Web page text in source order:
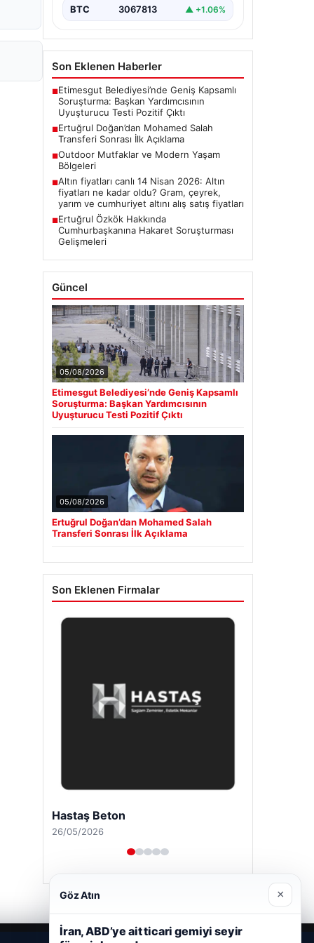
BTC 3067813 ▲ +1.06%
Son Eklenen Haberler
■Etimesgut Belediyesi’nde Geniş Kapsamlı
Soruşturma: Başkan Yardımcısının
Uyuşturucu Testi Pozitif Çıktı
■Ertuğrul Doğan’dan Mohamed Salah
Transferi Sonrası İlk Açıklama
■Outdoor Mutfaklar ve Modern Yaşam
Bölgeleri
■Altın fiyatları canlı 14 Nisan 2026: Altın
fiyatları ne kadar oldu? Gram, çeyrek,
yarım ve cumhuriyet altını alış satış fiyatları
■Ertuğrul Özkök Hakkında
Cumhurbaşkanına Hakaret Soruşturması
Gelişmeleri
Güncel
05/08/2026
Etimesgut Belediyesi’nde Geniş Kapsamlı
Soruşturma: Başkan Yardımcısının
Uyuşturucu Testi Pozitif Çıktı
05/08/2026
Ertuğrul Doğan’dan Mohamed Salah
Transferi Sonrası İlk Açıklama
Son Eklenen Firmalar
Hastaş Beton
26/05/2026
Göz Atın ×
İran, ABD’ye ait ticari gemiyi seyir